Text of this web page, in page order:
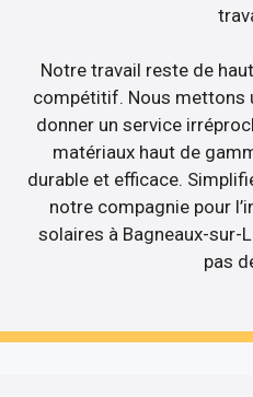
Notre travail reste de
compétitif. Nous mettons
donner un service
matériaux haut de
durable et efficace.
notre compagnie pour
solaires à Bagneaux-sur-
pas